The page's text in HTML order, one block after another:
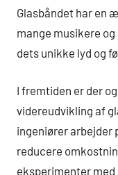
Glasbåndet har en
mange musikere
dets unikke lyd og
I fremtiden er der
videreudvikling af
ingeniører arbejder
reducere
eksperimenter